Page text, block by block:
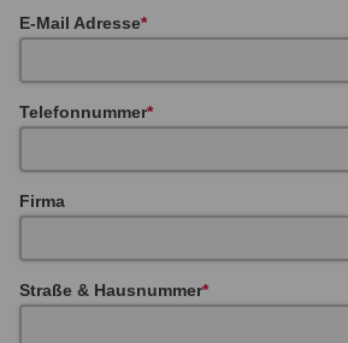
E-Mail Adresse
Telefonnummer
Firma
Straße & Hausnummer